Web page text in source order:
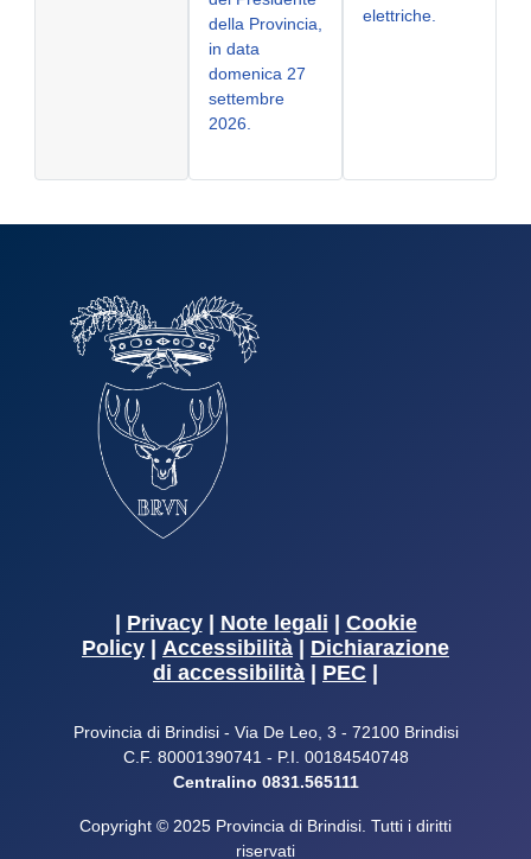
della Provincia,
in data
domenica 27
settembre
2026.
elettriche.
Privacy| Note legali
Cookie
Policy
Accessibilità
Dichiarazione
di accessibilità
PEC
Provincia di Brindisi - Via De Leo, 3 - 72100 Brindisi
C.F. 80001390741 - P.I. 00184540748
Centralino 0831.565111
Copyright © 2025 Provincia di Brindisi. Tutti i diritti
riservati